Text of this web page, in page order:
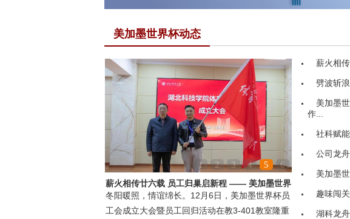
美加墨世界杯动态
1 2 3 4 5
6
薪火相传廿六载 员工归巢启新程 —— 美加墨世界
杯校...
冬阳暖照，情谊绵长。12月6日，美加墨世界杯员
工会成立大会暨员工回归活动在教3-401教室隆重
薪火相
劈波斩
美加墨
作...
社科赋
公司龙
美加墨
趣味闯
湖科龙